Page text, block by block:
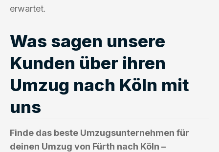
erwartet.
Was sagen unsere
Kunden über ihren
Umzug nach Köln mit
uns
Finde das beste Umzugsunternehmen für
deinen Umzug von Fürth nach Köln –